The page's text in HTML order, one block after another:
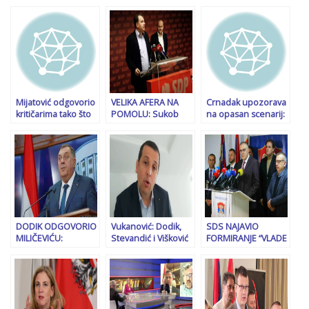
Mijatović odgovorio
kritičarima tako što
plaće i prihode
VELIKA AFERA NA
POMOLU: Sukob
Konjic, pozajmica za
Nikišćevu privatnu
firmu CTK, ali nema
posla bez
Grabovice
Crnadak upozorava
na opasan scenarij:
je preteško breme
do kraja života…’
DODIK ODGOVORIO
MILIČEVIĆU:
stvarima kao i
Schmidt, činjenicom
da ih narod neće”
Vukanović: Dodik,
Stevandić i Višković
izlaz
SDS NAJAVIO
FORMIRANJE “VLADE
Vukanović im
poručio – “Ništa u
sjeni, već upali
reflektore da…”